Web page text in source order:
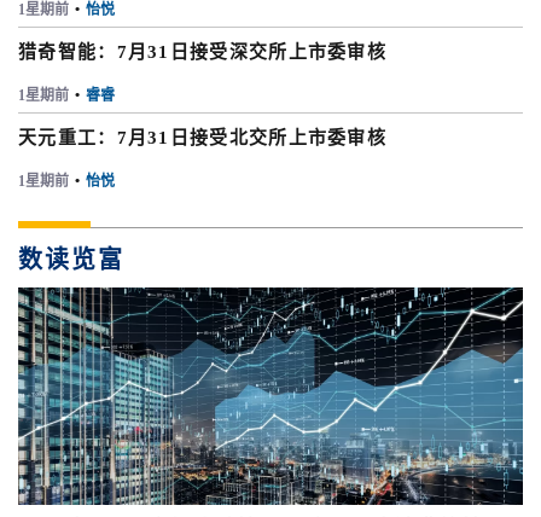
1星期前 • 怡悦
猎奇智能：7月31日接受深交所上市委审核
1星期前 • 睿睿
天元重工：7月31日接受北交所上市委审核
1星期前 • 怡悦
数读览富